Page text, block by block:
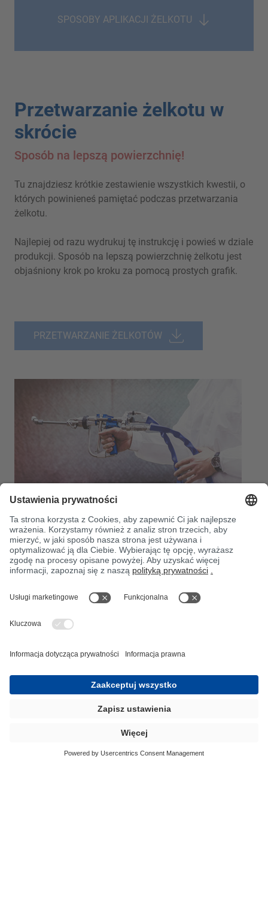
SPOSOBY APLIKACJI ŻELKOTU
Przetwarzanie żelkotu w
skrócie
Sposób na lepszą powierzchnię!
Tu znajdziesz krótkie zestawienie wszystkich kwestii, o
których powinieneś pamiętać podczas przetwarzania
żelkotu.
Najlepiej od razu wydrukuj tę instrukcję i powieś w dziale
produkcji. Sposób na lepszą powierzchnię żelkotu jest
objaśniony krok po kroku za pomocą prostych grafik.
PRZETWARZANIE ŻELKOTÓW